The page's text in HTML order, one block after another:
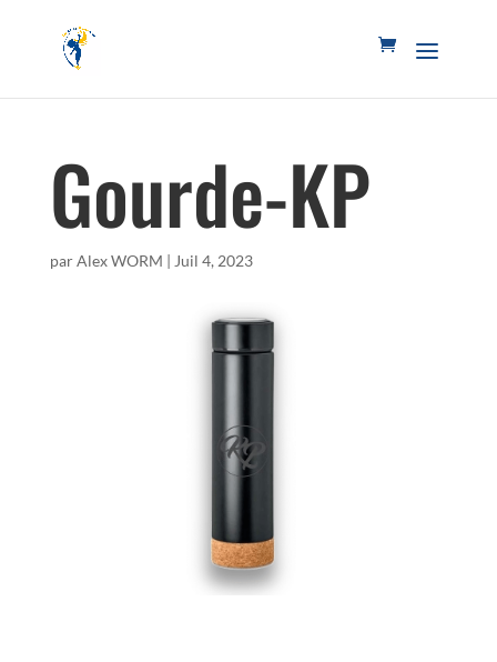
Gourde-KP
parAlex WORM | Juil 4, 2023